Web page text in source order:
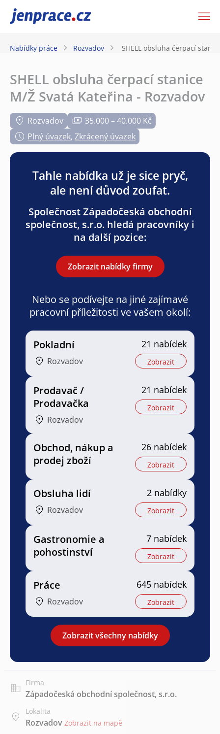
JenPráce.cz
Nabídky práce Rozvadov SHELL obsluha čerpací
SHELL obsluha čerpací stanice
M/Ž Svatá Kateřina - Rozvadov
Rozvadov
35.000 – 40.000 Kč
Plný úvazek, Zkrácený úvazek
Tahle nabídka už je sice pryč,
ale není důvod zoufat.
Společnost Západočeská obchodní
společnost, s.r.o. hledá pracovníky i
na další pozice:
Zobrazit nabídky firmy
Nebo se podívejte na jiné zajímavé
pracovní příležitosti ve vašem okolí:
Pokladní
Rozvadov
21 nabídek
Zobrazit
Prodavač /
Prodavačka
Rozvadov
21 nabídek
Zobrazit
Obchod, nákup a
prodej zboží
26 nabídek
Zobrazit
Obsluha lidí
Rozvadov
2 nabídky
Zobrazit
Gastronomie a
pohostinství
7 nabídek
Zobrazit
Práce
Rozvadov
645 nabídek
Zobrazit
Zobrazit všechny nabídky
Firma
Západočeská obchodní společnost, s.r.o.
Lokalita
Rozvadov Zobrazit na mapě